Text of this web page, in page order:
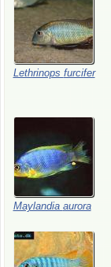
Lethrinops furcifer
Maylandia aurora